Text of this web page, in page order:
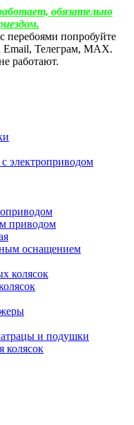
обязательно
перебоями попробуйте
Email, Телеграм, МАХ.
работают.
электроприводом
приводом
оснащением
колясок
и подушки
колясок